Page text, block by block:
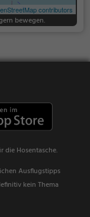
contributors
bewegen.
die Hosentasche.
Ausflugstipps
kein Thema